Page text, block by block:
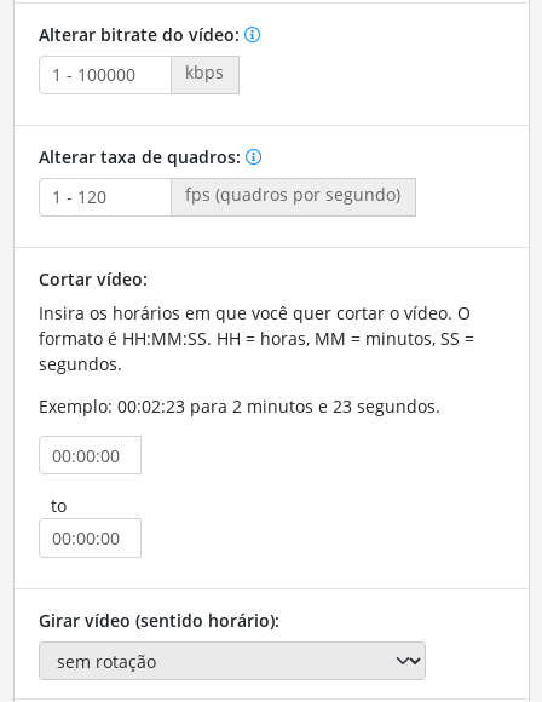
Alterar bitrate do vídeo:
kbps
Alterar taxa de quadros:
fps (quadros por segundo)
Cortar vídeo:
Insira os horários em que você quer cortar o vídeo. O
formato é HH:MM:SS. HH = horas, MM = minutos, SS =
segundos.
Exemplo: 00:02:23 para 2 minutos e 23 segundos.
to
Girar vídeo (sentido horário):